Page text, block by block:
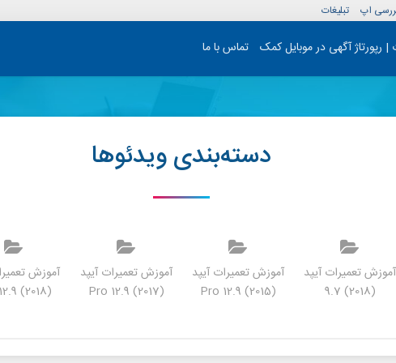
اپ تبلیغات
| رپورتاژ آگهی در موبایل کمک تماس با ما
دسته‌بندی ویدئوها
آموزش تعمیرات آیپد
(2018) 9.7
آموزش تعمیرات آیپد
(Pro 12.9 (2015
آموزش تعمیرات آیپد
(Pro 12.9 (2017
آموزش
(Pro 12.9 (2018